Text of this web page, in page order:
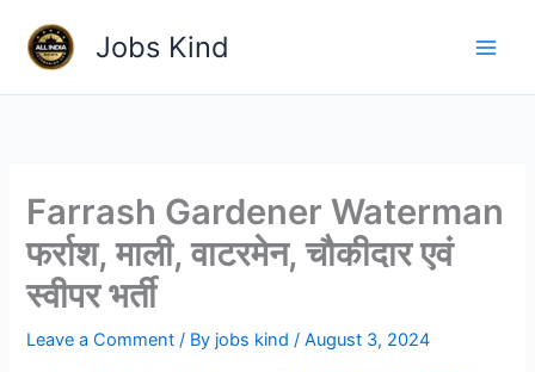
content
Jobs Kind
Farrash Gardener Waterman
फर्राश, माली, वाटरमेन, चौकीदार एवं
स्वीपर भर्ती
Leave a Comment / By jobs kind/August 3, 2024